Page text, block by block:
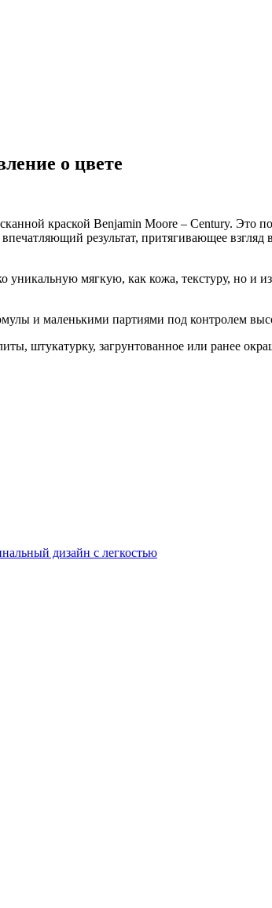
о цвете
краской Benjamin Moore – Century. Это
результат, притягивающее взгляд
уникальную мягкую, как кожа, текстуру, но
и маленькими партиями под контролем
штукатурку, загрунтованное или ранее
дизайн с легкостью